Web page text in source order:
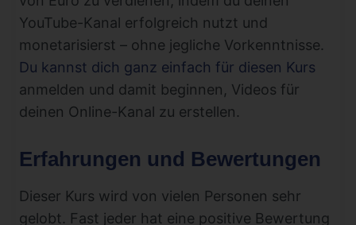
YouTube-Kanal erfolgreich nutzt und
monetarisierst – ohne jegliche Vorkenntnisse.
Du kannst dich ganz einfach für diesen Kurs
anmelden und damit beginnen, Videos für
deinen Online-Kanal zu erstellen.
Erfahrungen und Bewertungen
Dieser Kurs wird von vielen Personen sehr
gelobt. Fast jeder hat eine positive Bewertung